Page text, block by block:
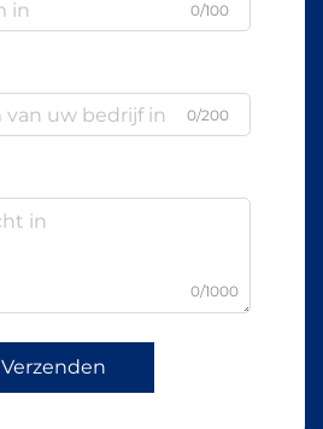
0/100
0/200
0/1000
Verzenden